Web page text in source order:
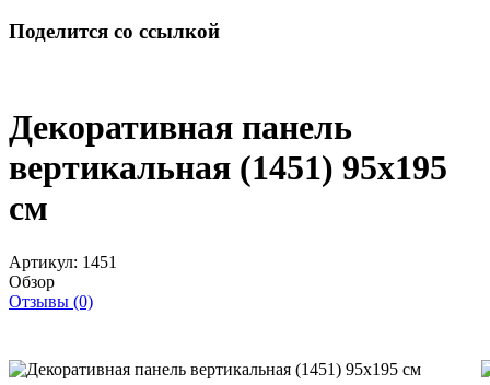
Поделится со ссылкой
Декоративная панель
вертикальная (1451) 95x195
см
Артикул: 1451
Обзор
Отзывы (0)